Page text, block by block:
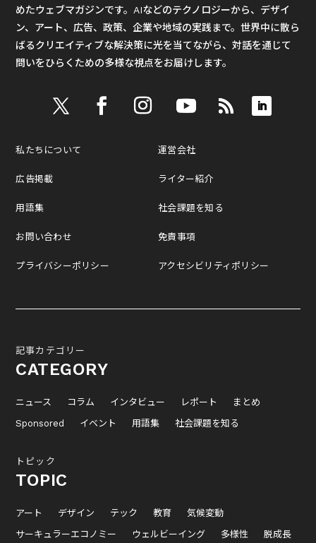
めたウェブマガジンです。AIなどのテクノロジーから、デザイ
ン、アート、広告、政策、企業や地域の実践まで。世界中に散ら
ばるクリエイティブな解決策に光を当てながら、対話を通じて
問いをひらくための多様な視点をお届けします。
私たちについて
広告掲載
用語集
お問い合わせ
プライバシーポリシー
運営会社
ライター紹介
社会課題を知る
免責事項
アクセシビリティポリシー
記事カテゴリー
CATEGORY
ニュース コラム インタビュー レポート
まとめ
Sponsored
イベント 用語集 社会課題を知る
トピック
TOPIC
アート デザイン テック 教育
気候変動
サーキュラーエコノミー
ウェルビーイング 多様性 脱成長